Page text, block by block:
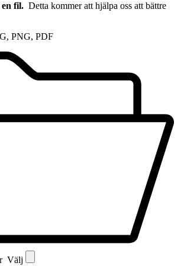
fil. Detta kommer att hjälpa oss att bättre
PNG, PDF
Välj